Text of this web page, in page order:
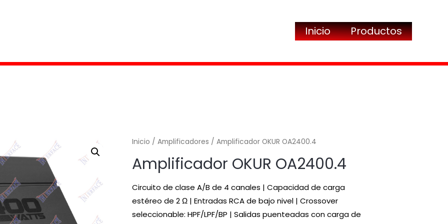
Inicio Productos
Inicio / Amplificadores / Amplificador OKUR OA2400.4
Amplificador OKUR OA2400.4
Circuito de clase A/B de 4 canales | Capacidad de carga
estéreo de 2 Ω | Entradas RCA de bajo nivel | Crossover
seleccionable: HPF/LPF/BP | Salidas puenteadas con carga de